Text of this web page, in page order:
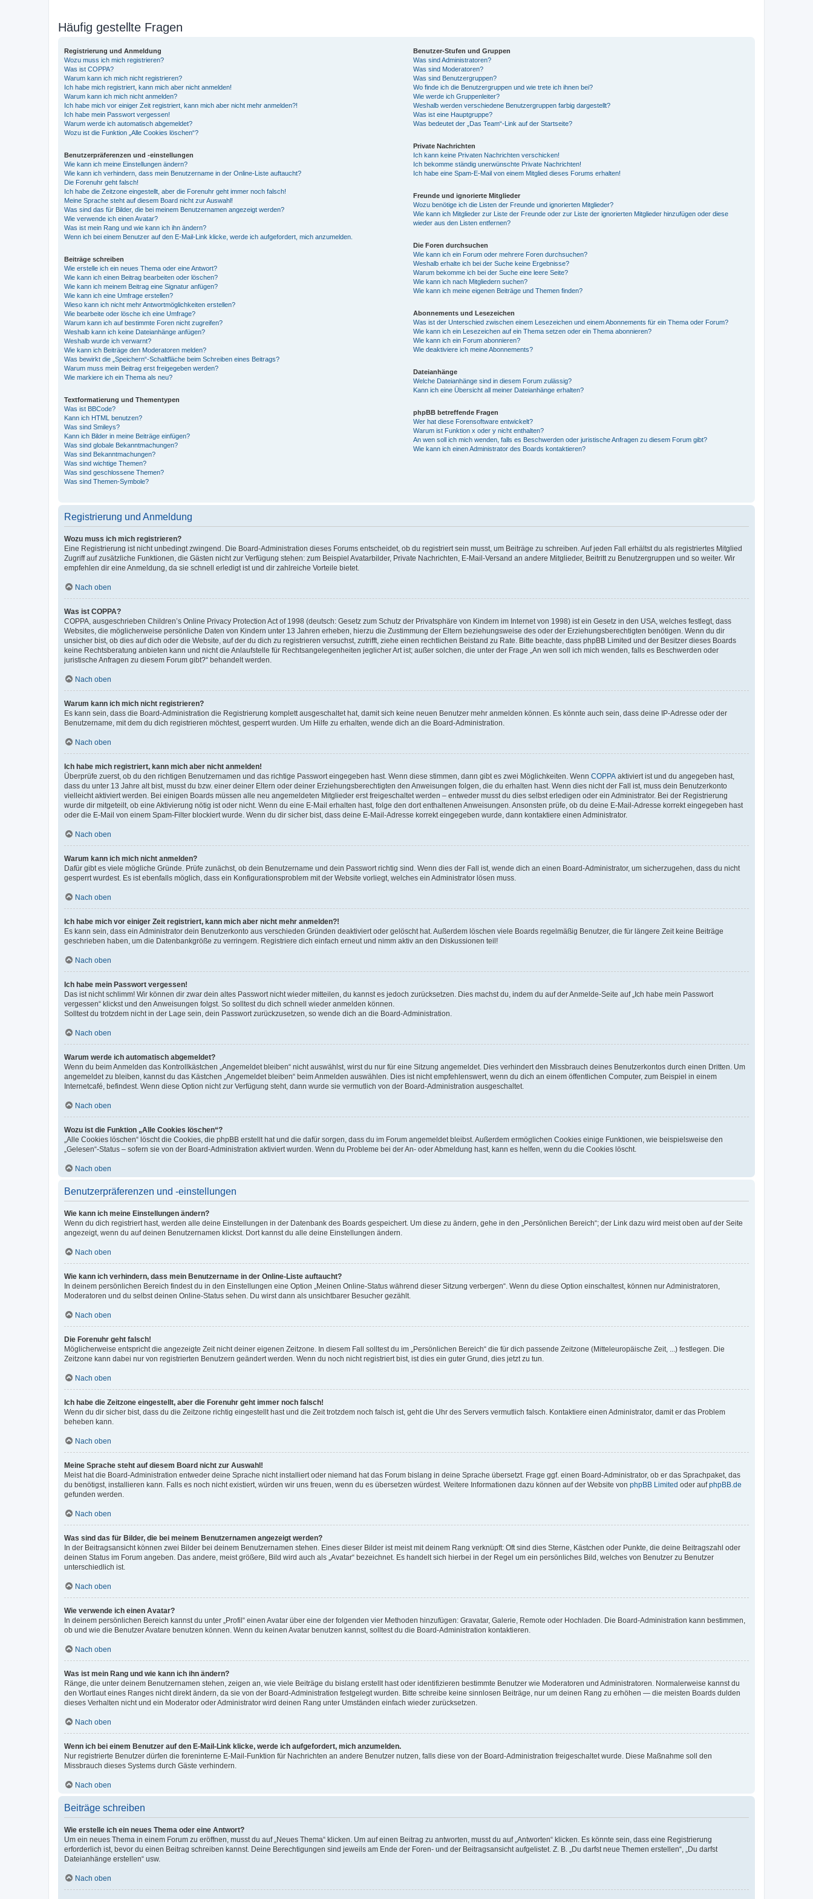
Häufig gestellte Fragen
Registrierung und Anmeldung
Wozu muss ich mich registrieren?
Was ist COPPA?
Warum kann ich mich nicht registrieren?
Ich habe mich registriert, kann mich aber nicht anmelden!
Warum kann ich mich nicht anmelden?
Ich habe mich vor einiger Zeit registriert, kann mich aber nicht mehr anmelden?!
Ich habe mein Passwort vergessen!
Warum werde ich automatisch abgemeldet?
Wozu ist die Funktion „Alle Cookies löschen“?
Benutzerpräferenzen und -einstellungen
Wie kann ich meine Einstellungen ändern?
Wie kann ich verhindern, dass mein Benutzername in der Online-Liste auftaucht?
Die Forenuhr geht falsch!
Ich habe die Zeitzone eingestellt, aber die Forenuhr geht immer noch falsch!
Meine Sprache steht auf diesem Board nicht zur Auswahl!
Was sind das für Bilder, die bei meinem Benutzernamen angezeigt werden?
Wie verwende ich einen Avatar?
Was ist mein Rang und wie kann ich ihn ändern?
Wenn ich bei einem Benutzer auf den E-Mail-Link klicke, werde ich aufgefordert, mich anzumelden.
Beiträge schreiben
Wie erstelle ich ein neues Thema oder eine Antwort?
Wie kann ich einen Beitrag bearbeiten oder löschen?
Wie kann ich meinem Beitrag eine Signatur anfügen?
Wie kann ich eine Umfrage erstellen?
Wieso kann ich nicht mehr Antwortmöglichkeiten erstellen?
Wie bearbeite oder lösche ich eine Umfrage?
Warum kann ich auf bestimmte Foren nicht zugreifen?
Weshalb kann ich keine Dateianhänge anfügen?
Weshalb wurde ich verwarnt?
Wie kann ich Beiträge den Moderatoren melden?
Was bewirkt die „Speichern“-Schaltfläche beim Schreiben eines Beitrags?
Warum muss mein Beitrag erst freigegeben werden?
Wie markiere ich ein Thema als neu?
Textformatierung und Thementypen
Was ist BBCode?
Kann ich HTML benutzen?
Was sind Smileys?
Kann ich Bilder in meine Beiträge einfügen?
Was sind globale Bekanntmachungen?
Was sind Bekanntmachungen?
Was sind wichtige Themen?
Was sind geschlossene Themen?
Was sind Themen-Symbole?
Benutzer-Stufen und Gruppen
Was sind Administratoren?
Was sind Moderatoren?
Was sind Benutzergruppen?
Wo finde ich die Benutzergruppen und wie trete ich ihnen bei?
Wie werde ich Gruppenleiter?
Weshalb werden verschiedene Benutzergruppen farbig dargestellt?
Was ist eine Hauptgruppe?
Was bedeutet der „Das Team“-Link auf der Startseite?
Private Nachrichten
Ich kann keine Privaten Nachrichten verschicken!
Ich bekomme ständig unerwünschte Private Nachrichten!
Ich habe eine Spam-E-Mail von einem Mitglied dieses Forums erhalten!
Freunde und ignorierte Mitglieder
Wozu benötige ich die Listen der Freunde und ignorierten Mitglieder?
Wie kann ich Mitglieder zur Liste der Freunde oder zur Liste der ignorierten Mitglieder hinzufügen oder diese
wieder aus den Listen entfernen?
Die Foren durchsuchen
Wie kann ich ein Forum oder mehrere Foren durchsuchen?
Weshalb erhalte ich bei der Suche keine Ergebnisse?
Warum bekomme ich bei der Suche eine leere Seite?
Wie kann ich nach Mitgliedern suchen?
Wie kann ich meine eigenen Beiträge und Themen finden?
Abonnements und Lesezeichen
Was ist der Unterschied zwischen einem Lesezeichen und einem Abonnements für ein Thema oder Forum?
Wie kann ich ein Lesezeichen auf ein Thema setzen oder ein Thema abonnieren?
Wie kann ich ein Forum abonnieren?
Wie deaktiviere ich meine Abonnements?
Dateianhänge
Welche Dateianhänge sind in diesem Forum zulässig?
Kann ich eine Übersicht all meiner Dateianhänge erhalten?
phpBB betreffende Fragen
Wer hat diese Forensoftware entwickelt?
Warum ist Funktion x oder y nicht enthalten?
An wen soll ich mich wenden, falls es Beschwerden oder juristische Anfragen zu diesem Forum gibt?
Wie kann ich einen Administrator des Boards kontaktieren?
Registrierung und Anmeldung
Wozu muss ich mich registrieren?
Eine Registrierung ist nicht unbedingt zwingend. Die Board-Administration dieses Forums entscheidet, ob du registriert sein musst, um Beiträge zu schreiben. Auf jeden Fall erhältst du als registriertes Mitglied
Zugriff auf zusätzliche Funktionen, die Gästen nicht zur Verfügung stehen: zum Beispiel Avatarbilder, Private Nachrichten, E-Mail-Versand an andere Mitglieder, Beitritt zu Benutzergruppen und so weiter. Wir
empfehlen dir eine Anmeldung, da sie schnell erledigt ist und dir zahlreiche Vorteile bietet.
Nach oben
Was ist COPPA?
COPPA, ausgeschrieben Children’s Online Privacy Protection Act of 1998 (deutsch: Gesetz zum Schutz der Privatsphäre von Kindern im Internet von 1998) ist ein Gesetz in den USA, welches festlegt, dass
Websites, die möglicherweise persönliche Daten von Kindern unter 13 Jahren erheben, hierzu die Zustimmung der Eltern beziehungsweise des oder der Erziehungsberechtigten benötigen. Wenn du dir
unsicher bist, ob dies auf dich oder die Website, auf der du dich zu registrieren versuchst, zutrifft, ziehe einen rechtlichen Beistand zu Rate. Bitte beachte, dass phpBB Limited und der Besitzer dieses Boards
keine Rechtsberatung anbieten kann und nicht die Anlaufstelle für Rechtsangelegenheiten jeglicher Art ist; außer solchen, die unter der Frage „An wen soll ich mich wenden, falls es Beschwerden oder
juristische Anfragen zu diesem Forum gibt?“ behandelt werden.
Nach oben
Warum kann ich mich nicht registrieren?
Es kann sein, dass die Board-Administration die Registrierung komplett ausgeschaltet hat, damit sich keine neuen Benutzer mehr anmelden können. Es könnte auch sein, dass deine IP-Adresse oder der
Benutzername, mit dem du dich registrieren möchtest, gesperrt wurden. Um Hilfe zu erhalten, wende dich an die Board-Administration.
Nach oben
Ich habe mich registriert, kann mich aber nicht anmelden!
Überprüfe zuerst, ob du den richtigen Benutzernamen und das richtige Passwort eingegeben hast. Wenn diese stimmen, dann gibt es zwei Möglichkeiten. Wenn COPPA aktiviert ist und du angegeben hast,
dass du unter 13 Jahre alt bist, musst du bzw. einer deiner Eltern oder deiner Erziehungsberechtigten den Anweisungen folgen, die du erhalten hast. Wenn dies nicht der Fall ist, muss dein Benutzerkonto
vielleicht aktiviert werden. Bei einigen Boards müssen alle neu angemeldeten Mitglieder erst freigeschaltet werden – entweder musst du dies selbst erledigen oder ein Administrator. Bei der Registrierung
wurde dir mitgeteilt, ob eine Aktivierung nötig ist oder nicht. Wenn du eine E-Mail erhalten hast, folge den dort enthaltenen Anweisungen. Ansonsten prüfe, ob du deine E-Mail-Adresse korrekt eingegeben hast
oder die E-Mail von einem Spam-Filter blockiert wurde. Wenn du dir sicher bist, dass deine E-Mail-Adresse korrekt eingegeben wurde, dann kontaktiere einen Administrator.
Nach oben
Warum kann ich mich nicht anmelden?
Dafür gibt es viele mögliche Gründe. Prüfe zunächst, ob dein Benutzername und dein Passwort richtig sind. Wenn dies der Fall ist, wende dich an einen Board-Administrator, um sicherzugehen, dass du nicht
gesperrt wurdest. Es ist ebenfalls möglich, dass ein Konfigurationsproblem mit der Website vorliegt, welches ein Administrator lösen muss.
Nach oben
Ich habe mich vor einiger Zeit registriert, kann mich aber nicht mehr anmelden?!
Es kann sein, dass ein Administrator dein Benutzerkonto aus verschieden Gründen deaktiviert oder gelöscht hat. Außerdem löschen viele Boards regelmäßig Benutzer, die für längere Zeit keine Beiträge
geschrieben haben, um die Datenbankgröße zu verringern. Registriere dich einfach erneut und nimm aktiv an den Diskussionen teil!
Nach oben
Ich habe mein Passwort vergessen!
Das ist nicht schlimm! Wir können dir zwar dein altes Passwort nicht wieder mitteilen, du kannst es jedoch zurücksetzen. Dies machst du, indem du auf der Anmelde-Seite auf „Ich habe mein Passwort
vergessen“ klickst und den Anweisungen folgst. So solltest du dich schnell wieder anmelden können.
Solltest du trotzdem nicht in der Lage sein, dein Passwort zurückzusetzen, so wende dich an die Board-Administration.
Nach oben
Warum werde ich automatisch abgemeldet?
Wenn du beim Anmelden das Kontrollkästchen „Angemeldet bleiben“ nicht auswählst, wirst du nur für eine Sitzung angemeldet. Dies verhindert den Missbrauch deines Benutzerkontos durch einen Dritten. Um
angemeldet zu bleiben, kannst du das Kästchen „Angemeldet bleiben“ beim Anmelden auswählen. Dies ist nicht empfehlenswert, wenn du dich an einem öffentlichen Computer, zum Beispiel in einem
Internetcafé, befindest. Wenn diese Option nicht zur Verfügung steht, dann wurde sie vermutlich von der Board-Administration ausgeschaltet.
Nach oben
Wozu ist die Funktion „Alle Cookies löschen“?
„Alle Cookies löschen“ löscht die Cookies, die phpBB erstellt hat und die dafür sorgen, dass du im Forum angemeldet bleibst. Außerdem ermöglichen Cookies einige Funktionen, wie beispielsweise den
„Gelesen“-Status – sofern sie von der Board-Administration aktiviert wurden. Wenn du Probleme bei der An- oder Abmeldung hast, kann es helfen, wenn du die Cookies löscht.
Nach oben
Benutzerpräferenzen und -einstellungen
Wie kann ich meine Einstellungen ändern?
Wenn du dich registriert hast, werden alle deine Einstellungen in der Datenbank des Boards gespeichert. Um diese zu ändern, gehe in den „Persönlichen Bereich“; der Link dazu wird meist oben auf der Seite
angezeigt, wenn du auf deinen Benutzernamen klickst. Dort kannst du alle deine Einstellungen ändern.
Nach oben
Wie kann ich verhindern, dass mein Benutzername in der Online-Liste auftaucht?
In deinem persönlichen Bereich findest du in den Einstellungen eine Option „Meinen Online-Status während dieser Sitzung verbergen“. Wenn du diese Option einschaltest, können nur Administratoren,
Moderatoren und du selbst deinen Online-Status sehen. Du wirst dann als unsichtbarer Besucher gezählt.
Nach oben
Die Forenuhr geht falsch!
Möglicherweise entspricht die angezeigte Zeit nicht deiner eigenen Zeitzone. In diesem Fall solltest du im „Persönlichen Bereich“ die für dich passende Zeitzone (Mitteleuropäische Zeit, ...) festlegen. Die
Zeitzone kann dabei nur von registrierten Benutzern geändert werden. Wenn du noch nicht registriert bist, ist dies ein guter Grund, dies jetzt zu tun.
Nach oben
Ich habe die Zeitzone eingestellt, aber die Forenuhr geht immer noch falsch!
Wenn du dir sicher bist, dass du die Zeitzone richtig eingestellt hast und die Zeit trotzdem noch falsch ist, geht die Uhr des Servers vermutlich falsch. Kontaktiere einen Administrator, damit er das Problem
beheben kann.
Nach oben
Meine Sprache steht auf diesem Board nicht zur Auswahl!
Meist hat die Board-Administration entweder deine Sprache nicht installiert oder niemand hat das Forum bislang in deine Sprache übersetzt. Frage ggf. einen Board-Administrator, ob er das Sprachpaket, das
du benötigst, installieren kann. Falls es noch nicht existiert, würden wir uns freuen, wenn du es übersetzen würdest. Weitere Informationen dazu können auf der Website von phpBB Limited oder aufphpBB.de
gefunden werden.
Nach oben
Was sind das für Bilder, die bei meinem Benutzernamen angezeigt werden?
In der Beitragsansicht können zwei Bilder bei deinem Benutzernamen stehen. Eines dieser Bilder ist meist mit deinem Rang verknüpft: Oft sind dies Sterne, Kästchen oder Punkte, die deine Beitragszahl oder
deinen Status im Forum angeben. Das andere, meist größere, Bild wird auch als „Avatar“ bezeichnet. Es handelt sich hierbei in der Regel um ein persönliches Bild, welches von Benutzer zu Benutzer
unterschiedlich ist.
Nach oben
Wie verwende ich einen Avatar?
In deinem persönlichen Bereich kannst du unter „Profil“ einen Avatar über eine der folgenden vier Methoden hinzufügen: Gravatar, Galerie, Remote oder Hochladen. Die Board-Administration kann bestimmen,
ob und wie die Benutzer Avatare benutzen können. Wenn du keinen Avatar benutzen kannst, solltest du die Board-Administration kontaktieren.
Nach oben
Was ist mein Rang und wie kann ich ihn ändern?
Ränge, die unter deinem Benutzernamen stehen, zeigen an, wie viele Beiträge du bislang erstellt hast oder identifizieren bestimmte Benutzer wie Moderatoren und Administratoren. Normalerweise kannst du
den Wortlaut eines Ranges nicht direkt ändern, da sie von der Board-Administration festgelegt wurden. Bitte schreibe keine sinnlosen Beiträge, nur um deinen Rang zu erhöhen — die meisten Boards dulden
dieses Verhalten nicht und ein Moderator oder Administrator wird deinen Rang unter Umständen einfach wieder zurücksetzen.
Nach oben
Wenn ich bei einem Benutzer auf den E-Mail-Link klicke, werde ich aufgefordert, mich anzumelden.
Nur registrierte Benutzer dürfen die foreninterne E-Mail-Funktion für Nachrichten an andere Benutzer nutzen, falls diese von der Board-Administration freigeschaltet wurde. Diese Maßnahme soll den
Missbrauch dieses Systems durch Gäste verhindern.
Nach oben
Beiträge schreiben
Wie erstelle ich ein neues Thema oder eine Antwort?
Um ein neues Thema in einem Forum zu eröffnen, musst du auf „Neues Thema“ klicken. Um auf einen Beitrag zu antworten, musst du auf „Antworten“ klicken. Es könnte sein, dass eine Registrierung
erforderlich ist, bevor du einen Beitrag schreiben kannst. Deine Berechtigungen sind jeweils am Ende der Foren- und der Beitragsansicht aufgelistet. Z. B. „Du darfst neue Themen erstellen“, „Du darfst
Dateianhänge erstellen“ usw.
Nach oben